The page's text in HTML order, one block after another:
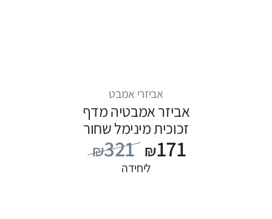
אביזרי אמבט
אביזר אמבטיה מדף
זכוכית מינימל שחור
₪321 ₪171
ליחידה